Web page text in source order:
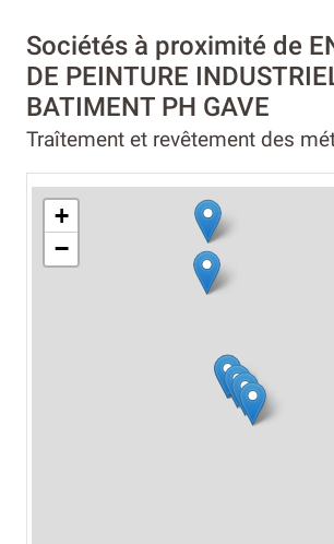
Sociétés à proximité de
DE PEINTURE
BATIMENT PH GAVE
Traîtement et revêtement des
+
−